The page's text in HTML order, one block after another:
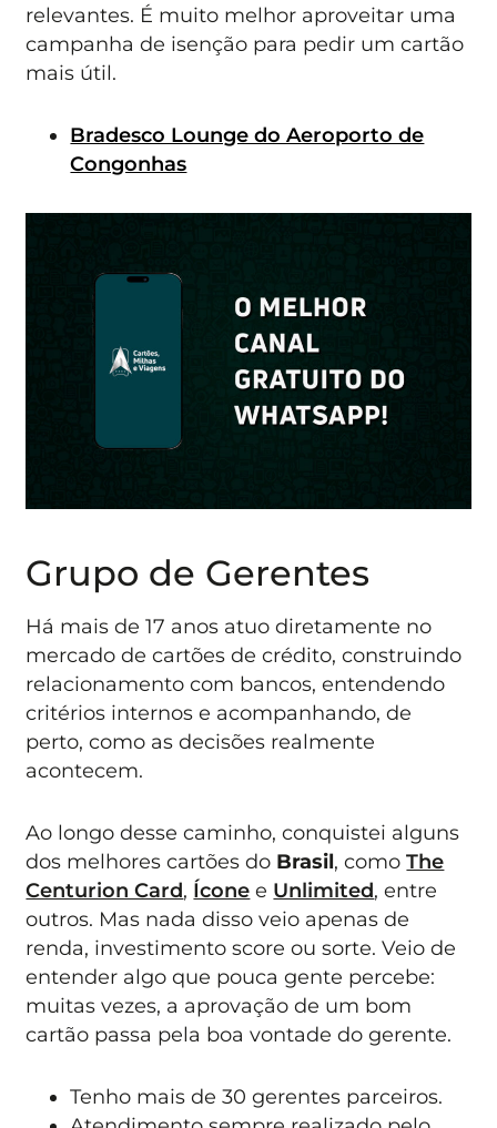
relevantes. É muito melhor aproveitar uma
campanha de isenção para pedir um cartão
mais útil.
Bradesco Lounge do Aeroporto de
Congonhas
Grupo de Gerentes
Há mais de 17 anos atuo diretamente no
mercado de cartões de crédito, construindo
relacionamento com bancos, entendendo
critérios internos e acompanhando, de
perto, como as decisões realmente
acontecem.
Ao longo desse caminho, conquistei alguns
dos melhores cartões do Brasil, comoThe
Centurion Card, Ícone e Unlimited, entre
outros. Mas nada disso veio apenas de
renda, investimento score ou sorte. Veio de
entender algo que pouca gente percebe:
muitas vezes, a aprovação de um bom
cartão passa pela boa vontade do gerente.
Tenho mais de 30 gerentes parceiros.